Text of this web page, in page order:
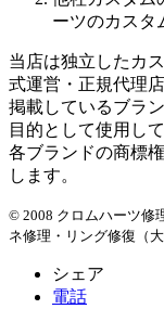
ーツのカスタ
当店は独立したカ
式運営・正規代理
掲載しているブラ
目的として使用し
各ブランドの商標
します。
© 2008 クロムハーツ修
ネ修理・リング修復（大
シェア
電話